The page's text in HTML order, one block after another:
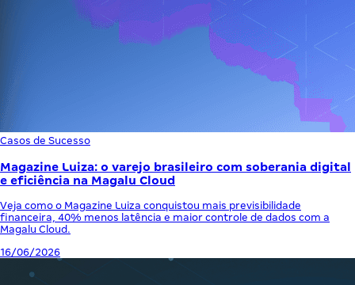
Casos de Sucesso
Magazine Luiza: o varejo brasileiro com soberania digital
e eficiência na Magalu Cloud
Veja como o Magazine Luiza conquistou mais previsibilidade
financeira, 40% menos latência e maior controle de dados com a
Magalu Cloud.
16/06/2026